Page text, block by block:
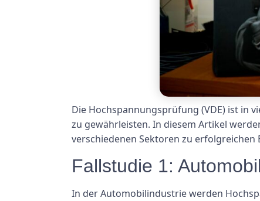
Die Hochspannungsprüfung (VDE) ist in
zu gewährleisten. In diesem Artikel
verschiedenen Sektoren zu erfolgreichen
Fallstudie 1:
In der Automobilindustrie werden